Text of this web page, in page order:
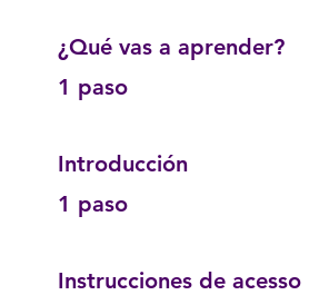
¿Qué vas a aprender?
.
1 paso
Introducción
.
1 paso
Instrucciones de acesso